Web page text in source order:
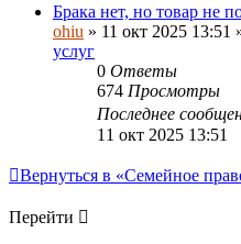
Брака нет, но товар не
ohiu » 11 окт 2025 13:51
услуг
0 Ответы
674 Просмотры
Последнее
11 окт 2025 13:51
Вернуться в «Семейное
Перейти